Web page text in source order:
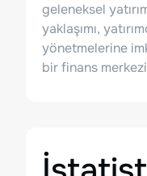
geleneksel
yaklaşımı,
yönetmelerine
bir finans